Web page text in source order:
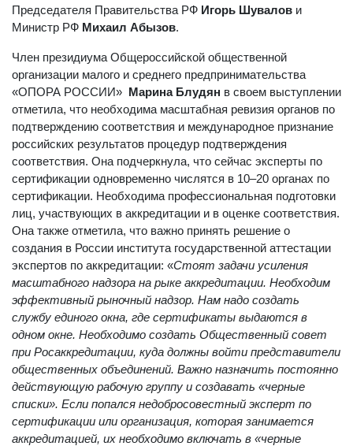
мероприятии приняли участие первый заместитель
Председателя Правительства РФ
Член президиума Общероссийской общественной
организации малого и среднего предпринимательства
«ОПОРА РОССИИ»Марина Блудянв своем выступлении
отметила, что необходима масштабная ревизия органов по
подтверждению соответствия и международное признание
российских результатов процедур подтверждения
соответствия. Она подчеркнула, что сейчас эксперты по
сертификации одновременно числятся в 10–20 органах по
сертификации. Необходима профессиональная подготовки
лиц, участвующих в аккредитации и в оценке соответствия.
Она также отметила, что важно принять решение о
создания в России института государственной аттестации
экспертов по аккредитации: «Стоят задачи усиления
масштабного надзора на рыке аккредитации. Необходим
эффективный рыночный надзор. Нам надо создать
службу единого окна, где сертификаты выдаются в
одном окне. Необходимо создать Общественный совет
при Росаккредитации, куда должны войти представители
общественных объединений. Важно назначить постоянно
действующую рабочую группу и создавать «черные
списки». Если попался недобросовестный эксперт по
сертификации или организация, которая занимается